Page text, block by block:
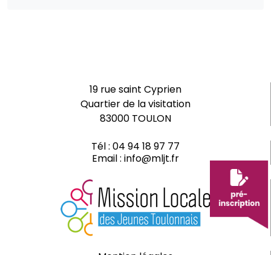
19 rue saint Cyprien
Quartier de la visitation
83000 TOULON
Tél : 04 94 18 97 77
Email : info@mljt.fr